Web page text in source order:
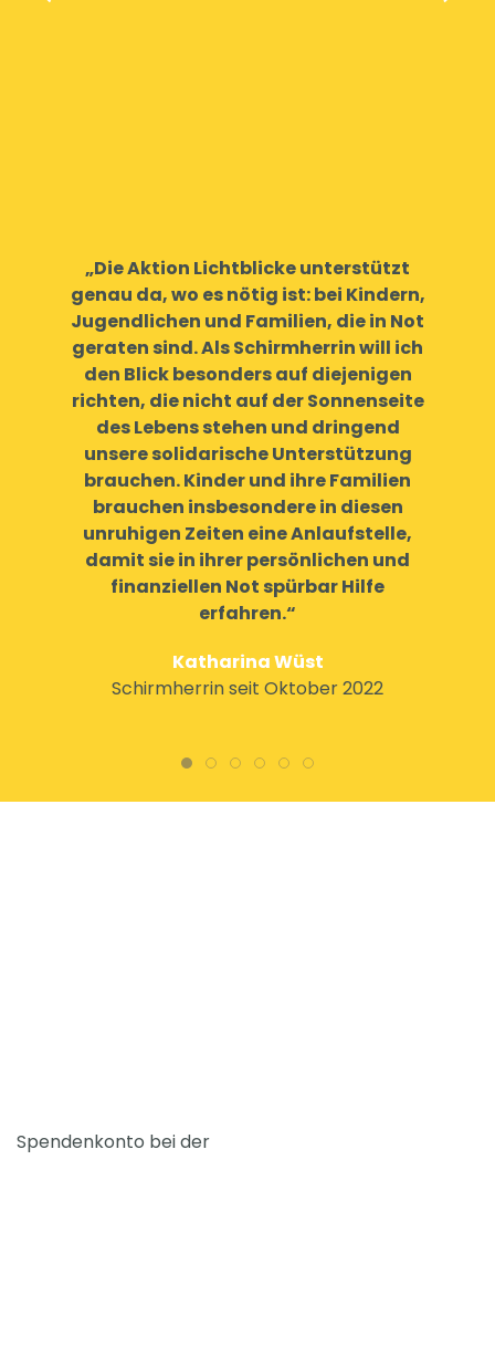
„Die Aktion Lichtblicke unterstützt
genau da, wo es nötig ist: bei Kindern,
Jugendlichen und Familien, die in Not
geraten sind. Als Schirmherrin will ich
den Blick besonders auf diejenigen
richten, die nicht auf der Sonnenseite
des Lebens stehen und dringend
unsere solidarische Unterstützung
brauchen. Kinder und ihre Familien
brauchen insbesondere in diesen
unruhigen Zeiten eine Anlaufstelle,
damit sie in ihrer persönlichen und
finanziellen Not spürbar Hilfe
erfahren.“
Katharina Wüst
Schirmherrin seit Oktober 2022
Katharina Wüst
Susanne Laschet
Udo Kraft
Angelika Rüttgers
Dr. Gertrud Steinbrück
Karin Clement
Spendenkonto bei der